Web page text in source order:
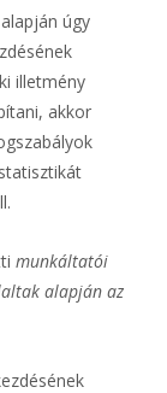
úgy
illetmény
akkor
munkáltatói
alapján az